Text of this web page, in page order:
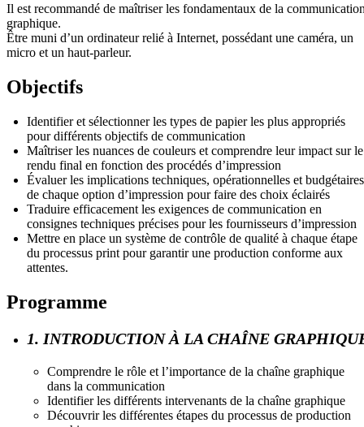
Il est recommandé de maîtriser les fondamentaux de la
graphique.
Être muni d’un ordinateur relié à Internet, possédant une caméra, un
micro et un haut-parleur.
Objectifs
Identifier et sélectionner les types de papier les plus appropriés
pour différents objectifs de communication
Maîtriser les nuances de couleurs et comprendre leur impact sur le
rendu final en fonction des procédés d’impression
Évaluer les implications techniques, opérationnelles et budgétaires
de chaque option d’impression pour faire des choix éclairés
Traduire efficacement les exigences de communication en
consignes techniques précises pour les fournisseurs d’impression
Mettre en place un système de contrôle de qualité à chaque étape
du processus print pour garantir une production conforme aux
attentes.
Programme
1. INTRODUCTION À LA CHAÎNE
Comprendre le rôle et l’importance de la chaîne graphique
dans la communication
Identifier les différents intervenants de la chaîne graphique
Découvrir les différentes étapes du processus de production